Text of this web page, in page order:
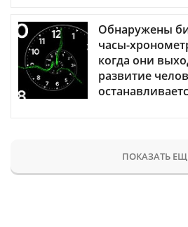
Обнаружены
часы-
когда они
развитие
ПОКАЗАТЬ